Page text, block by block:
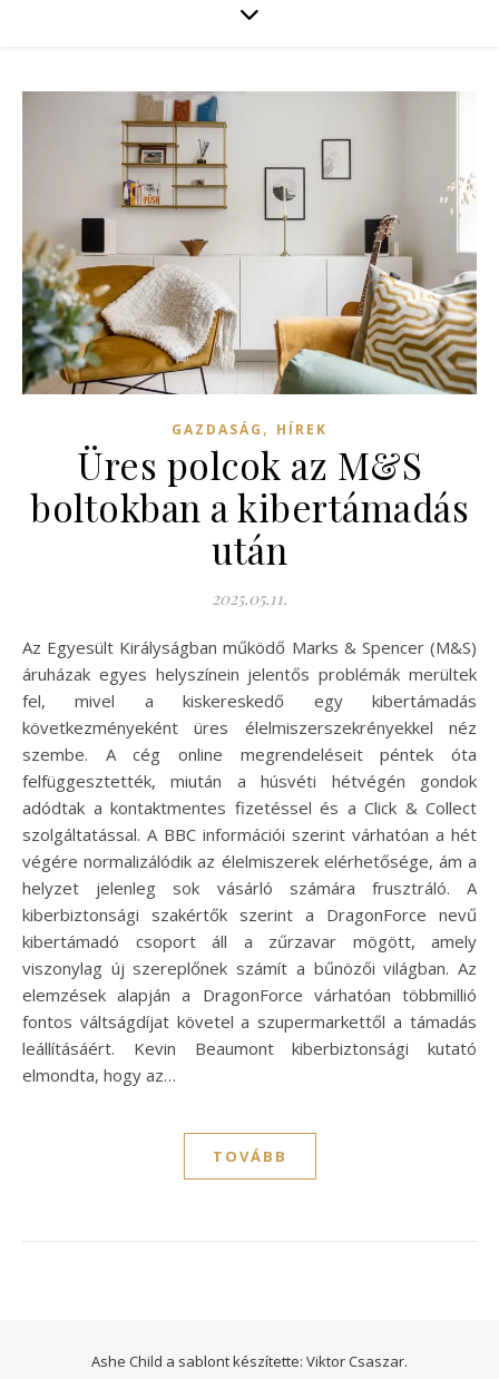
GAZDASÁG , HÍREK
Üres polcok az M&S
boltokban a kibertámadás
után
2025.05.11.
Az Egyesült Királyságban működő Marks & Spencer (M&S)
áruházak egyes helyszínein jelentős problémák merültek
fel, mivel a kiskereskedő egy kibertámadás
következményeként üres élelmiszerszekrényekkel néz
szembe. A cég online megrendeléseit péntek óta
felfüggesztették, miután a húsvéti hétvégén gondok
adódtak a kontaktmentes fizetéssel és a Click & Collect
szolgáltatással. A BBC információi szerint várhatóan a hét
végére normalizálódik az élelmiszerek elérhetősége, ám a
helyzet jelenleg sok vásárló számára frusztráló. A
kiberbiztonsági szakértők szerint a DragonForce nevű
kibertámadó csoport áll a zűrzavar mögött, amely
viszonylag új szereplőnek számít a bűnözői világban. Az
elemzések alapján a DragonForce várhatóan többmillió
fontos váltságdíjat követel a szupermarkettől a támadás
leállításáért. Kevin Beaumont kiberbiztonsági kutató
elmondta, hogy az…
TOVÁBB
Ashe Child a sablont készítette: Viktor Csaszar.